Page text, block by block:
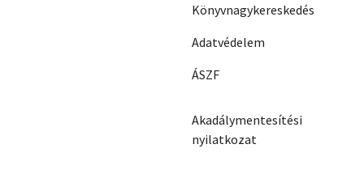
Könyvnagykereskedés
Adatvédelem
ÁSZF
Akadálymentesítési
nyilatkozat